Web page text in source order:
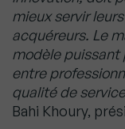
mieux servir
acquéreurs. Le
modèle puissant
entre
qualité de
Bahi Khoury,